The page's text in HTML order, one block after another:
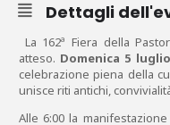
Dettagli
La 162ª Fiera della
atteso. Domenica 5
celebrazione piena della
unisce riti antichi,
Alle 6:00 la